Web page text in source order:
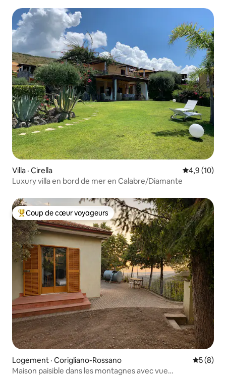
Villa · Cirella Note
4,9 (10)
Luxury villa en bord de mer en Calabre/Diamante
Coup de cœur voyageurs parmi les plus aimés
Coup de cœur voyageurs
Logement · Corigliano-Rossano Note
5 (8)
Maison paisible dans les montagnes avec vue